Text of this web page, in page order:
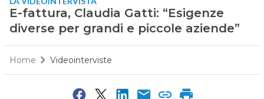
E-fattura, Claudia Gatti: “Esigenze
diverse per grandi e piccole aziende”
Home Videointerviste